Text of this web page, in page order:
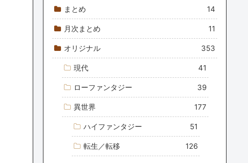
まとめ 14
月次まとめ 11
オリジナル 353
現代 41
ローファンタジー 39
異世界 177
ハイファンタジー 51
転生／転移 126